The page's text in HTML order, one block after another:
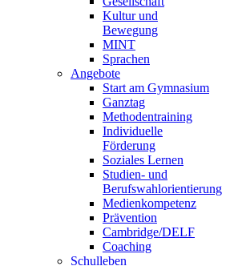
Kultur und
Bewegung
MINT
Sprachen
Angebote
Start am Gymnasium
Ganztag
Methodentraining
Individuelle
Förderung
Soziales Lernen
Studien- und
Berufswahlorientierung
Medienkompetenz
Prävention
Cambridge/DELF
Coaching
Schulleben